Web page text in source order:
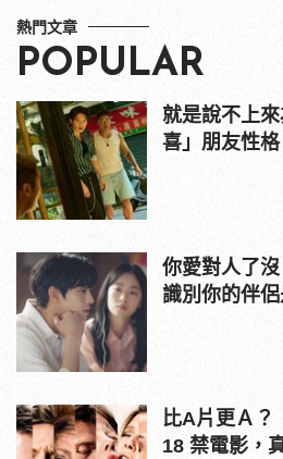
熱門文章
POPULAR
就是說不上
喜」朋友性
你愛對人了沒
識別你的伴
比A片更Ａ？
18 禁電影，